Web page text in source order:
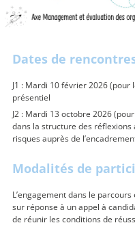
Dates de
J1 : Mardi 10 février 2026
présentiel
J2 : Mardi 13 octobre 2026
dans la structure des
risques auprès de
Modalités de
L’engagement dans le
sur réponse à un appel à
de réunir les conditions de